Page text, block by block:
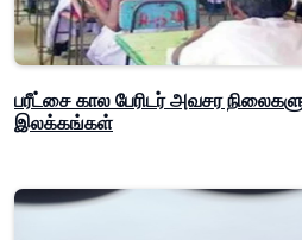
பரீட்சை கால பேரிடர் அவசர
இலக்கங்கள்